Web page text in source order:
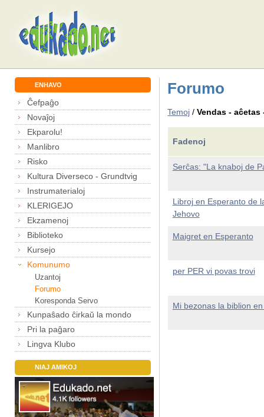
ENHAVO
Ĉefpaĝo
Novaĵoj
Ekparolu!
Manlibro
Risko
Kultura Diverseco - Grundtvig
Instrumaterialoj
KLERIGEJO
Ekzamenoj
Biblioteko
Kursejo
Komunumo
Uzantoj
Forumo
Koresponda Servo
Kunpaŝado ĉirkaŭ la mondo
Pri la paĝaro
Lingva Klubo
NIAJ AMIKOJ
Forumo
Temoj /Vendas -
Fadenoj
Serĉas: "La knaboj de
Libroj en Esperanto de
Jehovo
Maigret en Esperanto
per PER vi povas trovi
Mi bezonas la biblion